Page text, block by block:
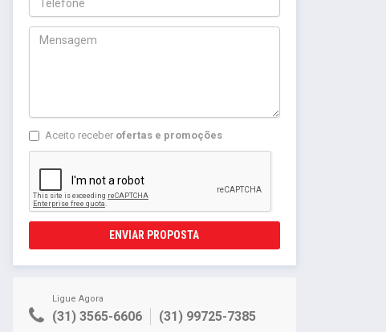
Aceito receber ofertas e promoções
ENVIAR PROPOSTA
Ligue Agora
(31) 3565-6606 (31) 99725-7385